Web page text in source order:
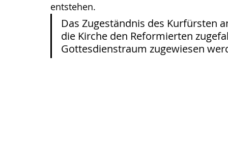
entstehen.
Das Zugeständnis des Kurfürsten
die Kirche den Reformierten
Gottesdienstraum zugewiesen